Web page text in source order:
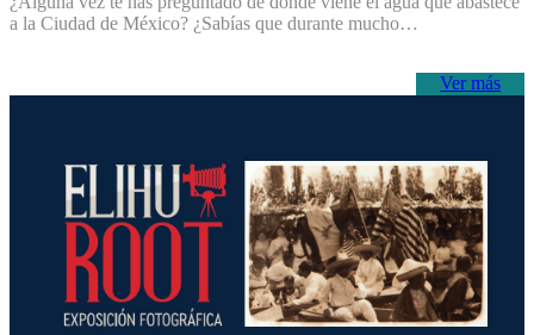
a la Ciudad de México? ¿Sabías que durante mucho…
Ver más